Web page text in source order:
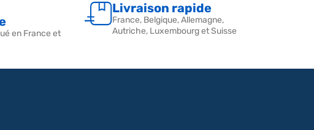
en France et
Livraison rapide
France, Belgique, Allemagne,
Autriche, Luxembourg et Suisse